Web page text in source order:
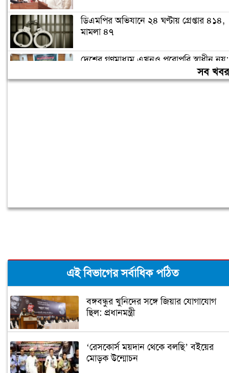
ডিএমপির অভিযানে ২৪ ঘণ্টায় গ্রেপ্তার ৪১৪,
মামলা ৪৭
দেশের গণমাধ্যম এখনও পুরোপুরি স্বাধীন নয়:
সব
এই বিভাগের সর্বাধিক পঠিত
বঙ্গবন্ধুর খুনিদের সঙ্গে জিয়ার যোগাযোগ
ছিল: প্রধানমন্ত্রী
‘রেসকোর্স ময়দান থেকে বলছি’ বইয়ের
মোড়ক উন্মোচন